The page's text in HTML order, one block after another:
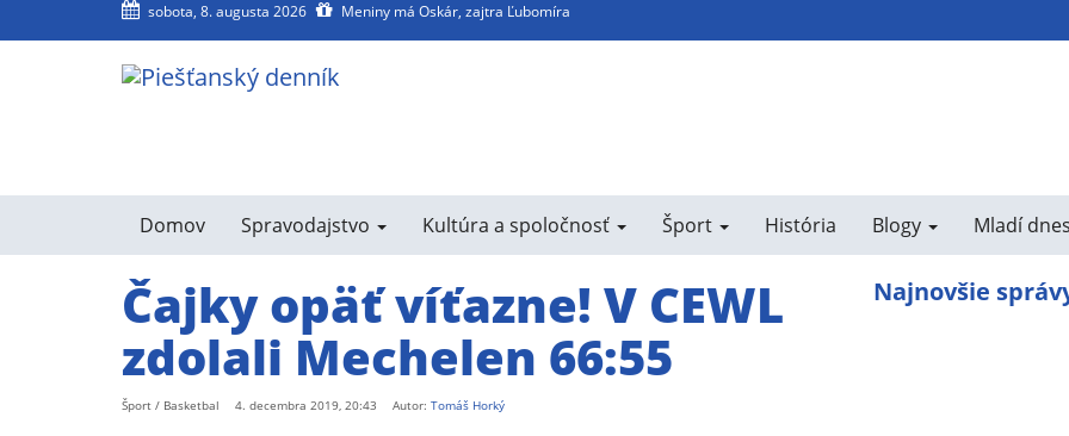
sobota, 8. augusta 2026 Meniny má Oskár, zajtra Ľubomíra
Domov Spravodajstvo Kultúra a spoločnosť Šport História Blogy Mladí
Čajky opäť víťazne! V CEWL
zdolali Mechelen 66:55
Šport / Basketbal 4. decembra 2019, 20:43 Autor: Tomáš Horký
Najnovšie